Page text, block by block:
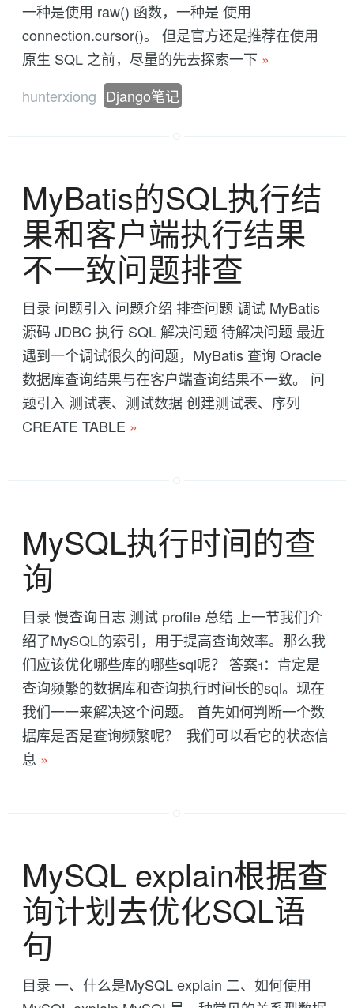
一种是使用 raw() 函数，一种是 使用
connection.cursor()。 但是官方还是推荐在使用
原生 SQL 之前，尽量的先去探索一下 »
hunterxiong Django笔记
MyBatis的SQL执行结
果和客户端执行结果
不一致问题排查
目录 问题引入 问题介绍 排查问题 调试 MyBatis
源码 JDBC 执行 SQL 解决问题 待解决问题 最近
遇到一个调试很久的问题，MyBatis 查询 Oracle
数据库查询结果与在客户端查询结果不一致。 问
题引入 测试表、测试数据 创建测试表、序列
CREATE TABLE »
MySQL执行时间的查
询
目录 慢查询日志 测试 profile 总结 上一节我们介
绍了MySQL的索引，用于提高查询效率。那么我
们应该优化哪些库的哪些sql呢？ 答案1：肯定是
查询频繁的数据库和查询执行时间长的sql。现在
我们一一来解决这个问题。 首先如何判断一个数
据库是否是查询频繁呢？ 我们可以看它的状态信
息 »
MySQL explain根据查
询计划去优化SQL语
句
目录 一、什么是MySQL explain 二、如何使用